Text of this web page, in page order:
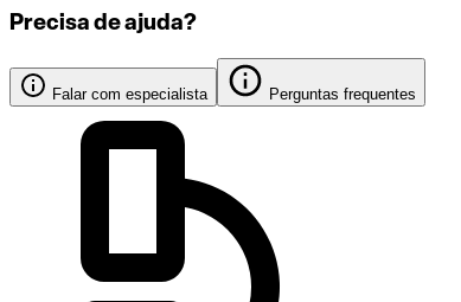
Precisa de ajuda?
Falar com especialista Perguntas frequentes